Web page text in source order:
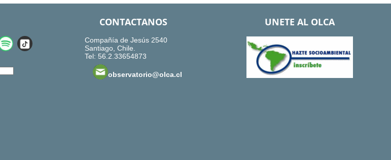
CONTACTANOS
Compañía de Jesús 2540
Santiago, Chile.
Tel: 56.2.33654873
observatorio@olca.cl
UNETE AL OLCA